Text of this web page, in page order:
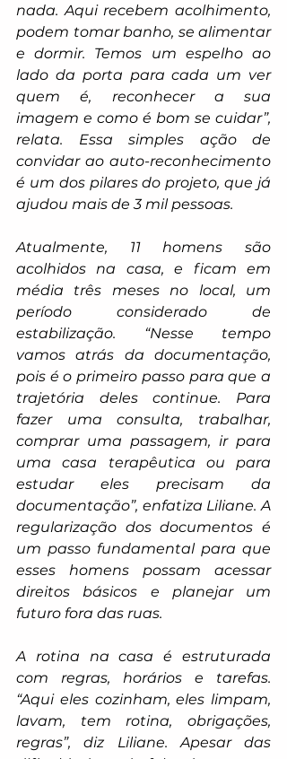
nada. Aqui recebem acolhimento,
podem tomar banho, se alimentar
e dormir. Temos um espelho ao
lado da porta para cada um ver
quem é, reconhecer a sua
imagem e como é bom se cuidar”,
relata. Essa simples ação de
convidar ao auto-reconhecimento
é um dos pilares do projeto, que já
ajudou mais de 3 mil pessoas.
Atualmente, 11 homens são
acolhidos na casa, e ficam em
média três meses no local, um
período considerado de
estabilização. “Nesse tempo
vamos atrás da documentação,
pois é o primeiro passo para que a
trajetória deles continue. Para
fazer uma consulta, trabalhar,
comprar uma passagem, ir para
uma casa terapêutica ou para
estudar eles precisam da
documentação”, enfatiza Liliane. A
regularização dos documentos é
um passo fundamental para que
esses homens possam acessar
direitos básicos e planejar um
futuro fora das ruas.
A rotina na casa é estruturada
com regras, horários e tarefas.
“Aqui eles cozinham, eles limpam,
lavam, tem rotina, obrigações,
regras”, diz Liliane. Apesar das